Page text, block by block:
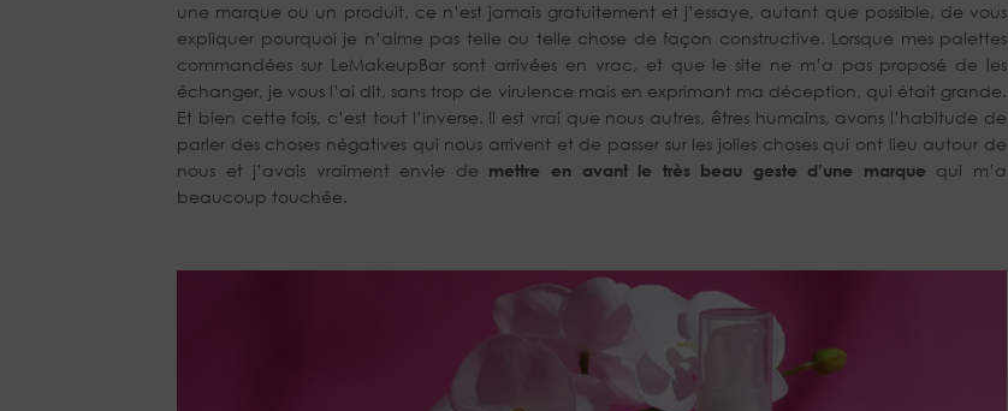
une marque ou un produit, ce n’est jamais gratuitement et j’essaye, autant que possible, de vous
expliquer pourquoi je n’aime pas telle ou telle chose de façon constructive. Lorsque mes palettes
commandées sur LeMakeupBar sont arrivées en vrac, et que le site ne m’a pas proposé de les
échanger, je vous l’ai dit, sans trop de virulence mais en exprimant ma déception, qui était grande.
Et bien cette fois, c’est tout l’inverse. Il est vrai que nous autres, êtres humains, avons l’habitude de
parler des choses négatives qui nous arrivent et de passer sur les jolies choses qui ont lieu autour de
nous et j’avais vraiment envie de mettre en avant le très beau geste d’une marque qui m’a
beaucoup touchée.